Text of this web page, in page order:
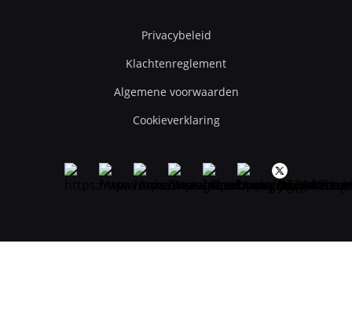
Privacybeleid
Klachtenreglement
Algemene voorwaarden
Cookieverklaring